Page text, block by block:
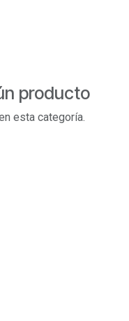
producto
esta categoría.